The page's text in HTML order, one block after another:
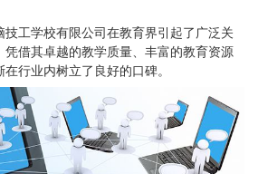
技工学校有限公司在教育界引起了广泛关
借其卓越的教学质量、丰富的教育资源
行业内树立了良好的口碑。